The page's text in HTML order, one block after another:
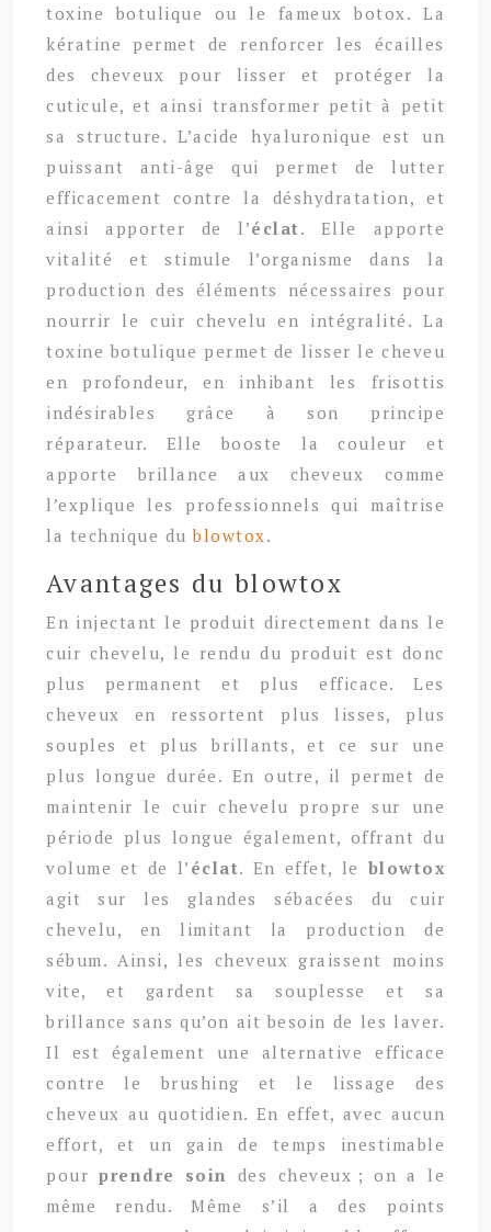
toxine botulique ou le fameux botox. La
kératine permet de renforcer les écailles
des cheveux pour lisser et protéger la
cuticule, et ainsi transformer petit à petit
sa structure. L’acide hyaluronique est un
puissant anti-âge qui permet de lutter
efficacement contre la déshydratation, et
ainsi apporter de l’éclat. Elle apporte
vitalité et stimule l’organisme dans la
production des éléments nécessaires pour
nourrir le cuir chevelu en intégralité. La
toxine botulique permet de lisser le cheveu
en profondeur, en inhibant les frisottis
indésirables grâce à son principe
réparateur. Elle booste la couleur et
apporte brillance aux cheveux comme
l’explique les professionnels qui maîtrise
la technique dublowtox.
Avantages du blowtox
En injectant le produit directement dans le
cuir chevelu, le rendu du produit est donc
plus permanent et plus efficace. Les
cheveux en ressortent plus lisses, plus
souples et plus brillants, et ce sur une
plus longue durée. En outre, il permet de
maintenir le cuir chevelu propre sur une
période plus longue également, offrant du
volume et de l’ éclat. En effet, le blowtox
agit sur les glandes sébacées du cuir
chevelu, en limitant la production de
sébum. Ainsi, les cheveux graissent moins
vite, et gardent sa souplesse et sa
brillance sans qu’on ait besoin de les laver.
Il est également une alternative efficace
contre le brushing et le lissage des
cheveux au quotidien. En effet, avec aucun
effort, et un gain de temps inestimable
pourprendre soin des cheveux ; on a le
même rendu. Même s’il a des points